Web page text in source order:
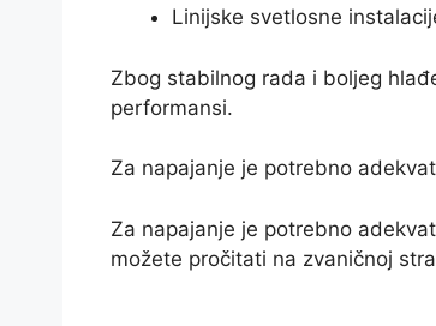
Linijske svetlosne
Zbog stabilnog rada i boljeg
performansi.
Za napajanje je potrebno
Za napajanje je potrebno
možete pročitati na zvaničnoj